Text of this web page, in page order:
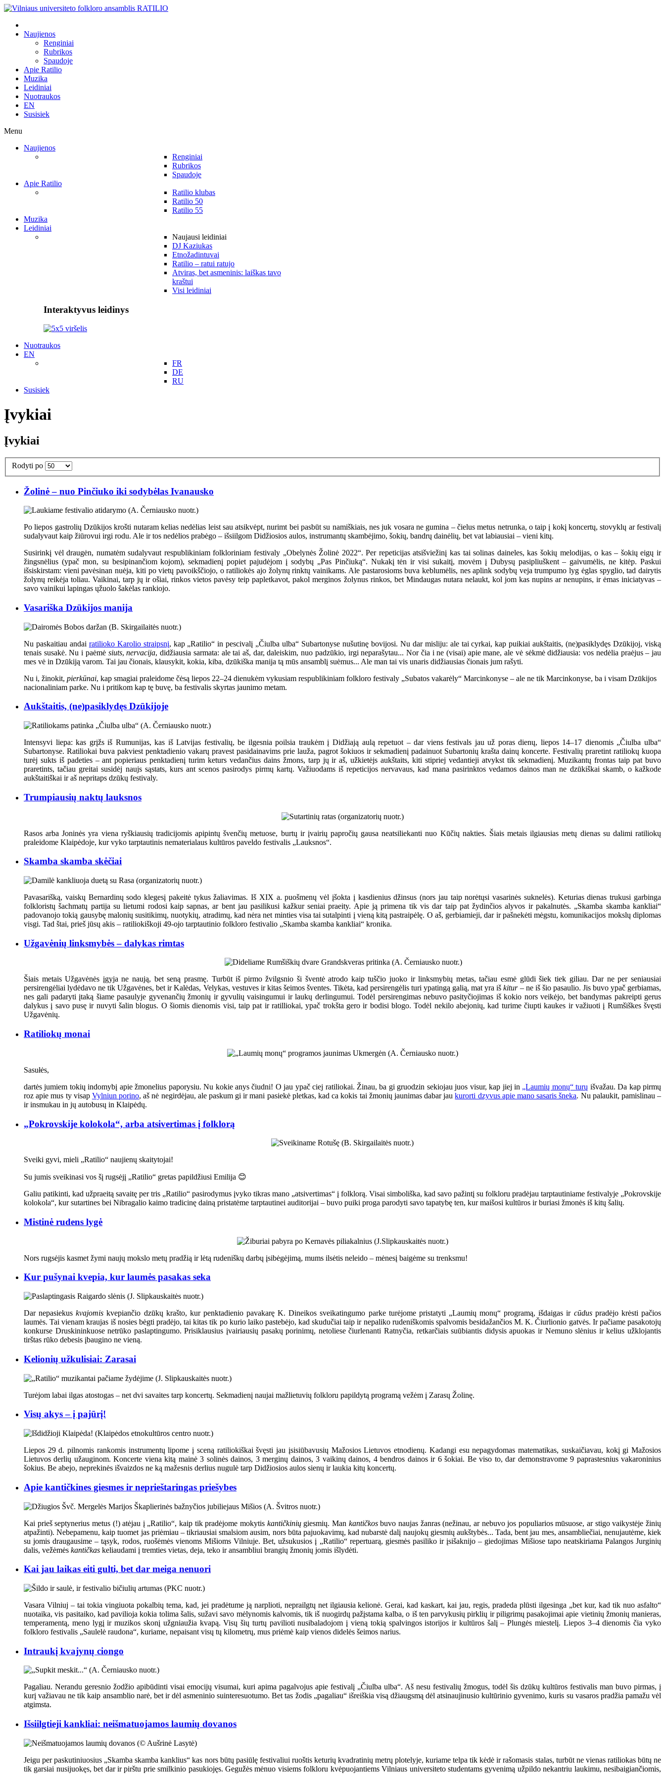
Naujienos
Renginiai
Rubrikos
Spaudoje
Apie Ratilio
Muzika
Leidiniai
Nuotraukos
EN
Susisiek
Menu
Naujienos
Renginiai
Rubrikos
Spaudoje
Apie Ratilio
Ratilio klubas
Ratilio 50
Ratilio 55
Muzika
Leidiniai
Naujausi leidiniai
DJ Kaziukas
Etnožadintuvai
Ratilio – ratui ratujo
Atviras, bet asmeninis: laiškas tavo
kraštui
Visi leidiniai
Interaktyvus leidinys
Nuotraukos
EN
FR
DE
RU
Susisiek
Įvykiai
Įvykiai
Rodyti po
Žolinė – nuo Pinčiuko iki sodybėlas Ivanausko
Po liepos gastrolių Dzūkijos krošti nutaram kelias nedėlias leist sau atsikvėpt, nurimt bei pasbūt su namiškiais, nes juk vosara ne gumina – čielus metus netrunka, o taip į kokį koncertų, stovyklų ar festivalį
sudalyvaut kaip žiūrovui irgi rodu. Ale ir tos nedėlios prabėgo – išsiilgom Didžiosios aulos, instrumantų skambėjimo, šokių, bandrų dainėlių, bet vat labiausiai – vieni kitų.
Susirinkį vėl draugėn, numatėm sudalyvaut respublikiniam folkloriniam festivaly „Obelynės Žolinė 2022“. Per repeticijas atsišviežinį kas tai solinas daineles, kas šokių melodijas, o kas – šokių eigų ir
žingsnėlius (ypač mon, su besipinančiom kojom), sekmadienį popiet pajudėjom į sodybų „Pas Pinčiuką“. Nukakį tėn ir visi sukaitį, movėm į Dubysų pasipliuškent – gaivumėlis, ne kitėp. Paskui
išsiskirstam: vieni pavėsinan nuėja, kiti po vietų pavoikščiojo, o ratiliokės ajo žolynų rinktų vainikams. Ale pastarosioms buva keblumėlis, nes aplink sodybų veja trumpumo lyg ėglas spyglio, tad dairytis
žolynų reikėja toliau. Vaikinai, tarp jų ir ošiai, rinkos vietos pavėsy teip papletkavot, pakol merginos žolynus rinkos, bet Mindaugas nutara nelaukt, kol jom kas nupins ar nenupins, ir ėmas iniciatyvas –
savo vainikui lapingas ųžuolo šakėlas rankiojo.
Vasariška Dzūkijos manija
Nu paskaitiau andai ratilioko Karolio straipsnį, kap „Ratilio“ in pescivalį „Čiulba ulba“ Subartonyse nušutinę bovijosi. Nu dar misliju: ale tai cyrkai, kap puikiai aukštaitis, (ne)pasiklydęs Dzūkijoj, viską
tenais susakė. Nu i paėmė siuts,nervacija, didžiausia sarmata: ale tai aš, dar, daleiskim, nuo padzūkio, irgi neparašytau... Nor čia i ne (visai) apie mane, ale vė sėkmė didžiausia: vos nedėlia praėjus – jau
mes vė in Dzūkiją varom. Tai jau čionais, klausykit, kokia, kiba, dzūkiška manija tą mūs ansamblį suėmus... Ale man tai vis unaris didžiausias čionais jum rašyti.
Nu i, žinokit, pierkūnai, kap smagiai praleidome čėsą liepos 22–24 dienukėm vykusiam respublikiniam folkloro festivaly „Subatos vakarėly“ Marcinkonyse – ale ne tik Marcinkonyse, ba i visam Dzūkijos
nacionaliniam parke. Nu i pritikom kap tę buvę, ba festivalis skyrtas jaunimo metam.
Aukštaitis, (ne)pasiklydęs Dzūkijoje
Intensyvi liepa: kas grįžs iš Rumunijas, kas iš Latvijas festivalių, be ilgesnia poilsia traukėm į Didžiają aulą repetuot – dar viens festivals jau už poras dienų, liepos 14–17 dienomis „Čiulba ulba“
Subartonyse. Ratiliokai buva pakviest penktadienio vakarų pravest pasidainavims prie lauža, pagrot šokiuos ir sekmadienį padainuot Subartonių krašta dainų koncerte. Festivalių praretint ratiliokų kuopa
turėj sukts iš padeties – ant popieriaus penktadienį turim keturs vedančius dains žmons, tarp jų ir aš, užkietėjs aukštaits, kiti stipriej vedantieji atvykst tik sekmadienį. Muzikantų frontas taip pat buvo
praretints, tačiau greitai susidėj naujs sąstats, kurs ant scenos pasirodys pirmų kartų. Važiuodams iš repeticijos nervavaus, kad mana pasirinktos vedamos dainos man ne dzūkiškai skamb, o kažkode
aukštaitiškai ir aš nepritaps dzūkų festivaly.
Trumpiausių naktų lauksnos
Rasos arba Joninės yra viena ryškiausių tradicijomis apipintų švenčių metuose, burtų ir įvairių papročių gausa neatsiliekanti nuo Kūčių nakties. Šiais metais ilgiausias metų dienas su dalimi ratiliokų
praleidome Klaipėdoje, kur vyko tarptautinis nematerialaus kultūros paveldo festivalis „Lauksnos“.
Skamba skamba skėčiai
Pavasarišką, vaiskų Bernardinų sodo klegesį pakeitė tykus žaliavimas. Iš XIX a. puošmenų vėl įšokta į kasdienius džinsus (nors jau taip norėtųsi vasarinės suknelės). Keturias dienas trukusi garbinga
folkloristų šachmatų partija su lietumi rodosi kaip sapnas, ar bent jau pasilikusi kažkur seniai praeity. Apie ją primena tik vis dar taip pat žydinčios alyvos ir pakalnutės. „Skamba skamba kankliai“
padovanojo tokią gausybę malonių susitikimų, nuotykių, atradimų, kad nėra net minties visa tai sutalpinti į vieną kitą pastraipėlę. O aš, gerbiamieji, dar ir pašnekėti mėgstu, komunikacijos mokslų diplomas
visgi. Tad štai, prieš jūsų akis – ratiliokiškoji 49-ojo tarptautinio folkloro festivalio „Skamba skamba kankliai“ kronika.
Užgavėnių linksmybės – dalykas rimtas
Šiais metais Užgavėnės įgyja ne naują, bet seną prasmę. Turbūt iš pirmo žvilgsnio ši šventė atrodo kaip tuščio juoko ir linksmybių metas, tačiau esmė glūdi šiek tiek giliau. Dar ne per seniausiai
persirengėliai lydėdavo ne tik Užgavėnes, bet ir Kalėdas, Velykas, vestuves ir kitas šeimos šventes. Tikėta, kad persirengėlis turi ypatingą galią, mat yra iškitur– ne iš šio pasaulio. Jis buvo ypač gerbiamas,
nes gali padaryti įtaką šiame pasaulyje gyvenančių žmonių ir gyvulių vaisingumui ir laukų derlingumui. Todėl persirengimas nebuvo pasityčiojimas iš kokio nors veikėjo, bet bandymas pakreipti gerus
dalykus į savo pusę ir nuvyti šalin blogus. O šiomis dienomis visi, taip pat ir ratilliokai, ypač trokšta gero ir bodisi blogo. Todėl nekilo abejonių, kad turime čiupti kaukes ir važiuoti į Rumšiškes švęsti
Užgavėnių.
Ratiliokų monai
Sasułės,
dartės jumiem tokių indomybį apie žmonelius paporysiu. Nu kokie anys čiudni! O jau ypač ciej ratiliokai. Žinau, ba gi gruodzin sekiojau juos visur, kap jiej in „Laumių monų“ turų išvažau. Da kap pirmų
roz apie mus ty visap Vylniun porino, aš nė negirdėjau, ale paskum gi ir mani pasiekė pletkas, kad ca kokis tai žmonių jaunimas dabar jaukurorti dzyvus apie mano sasaris šneka. Nu palaukit, pamislinau –
ir insmukau in jų autobusų in Klaipėdų.
„Pokrovskije kolokola“, arba atsivertimas į folklorą
Sveiki gyvi, mieli „Ratilio“ naujienų skaitytojai!
Su jumis sveikinasi vos šį rugsėjį „Ratilio“ gretas papildžiusi Emilija 😊
Galiu patikinti, kad užpraeitą savaitę per tris „Ratilio“ pasirodymus įvyko tikras mano „atsivertimas“ į folklorą. Visai simboliška, kad savo pažintį su folkloru pradėjau tarptautiniame festivalyje „Pokrovskije
kolokola“, kur sutartines bei Nibragalio kaimo tradicinę dainą pristatėme tarptautinei auditorijai – buvo puiki proga parodyti savo tapatybę ten, kur maišosi kultūros ir buriasi žmonės iš kitų šalių.
Mistinė rudens lygė
Nors rugsėjis kasmet žymi naujų mokslo metų pradžią ir lėtą rudeniškų darbų įsibėgėjimą, mums ilsėtis neleido – mėnesį baigėme su trenksmu!
Kur pušynai kvepia, kur laumės pasakas seka
Dar nepasiekuskvajomis kvepiančio dzūkų krašto, kur penktadienio pavakarę K. Dineikos sveikatingumo parke turėjome pristatyti „Laumių monų“ programą, išdaigas ir cūduspradėjo krėsti pačios
laumės. Tai vienam kraujas iš nosies bėgti pradėjo, tai kitas tik po kurio laiko pastebėjo, kad skudučiai taip ir nepaliko rudeniškomis spalvomis besidažančios M. K. Čiurlionio gatvės. Ir pačiame pasakotojų
konkurse Druskininkuose netrūko paslaptingumo. Prisiklausius įvairiausių pasakų porinimų, netoliese čiurlenanti Ratnyčia, retkarčiais suūbiantis didysis apuokas ir Nemuno slėnius ir kelius užklojantis
tirštas rūko debesis įbaugino ne vieną.
Kelionių užkulisiai: Zarasai
Turėjom labai ilgas atostogas – net dvi savaites tarp koncertų. Sekmadienį naujai mažlietuvių folkloru papildytą programą vežėm į Zarasų Žolinę.
Visų akys – į pajūrį!
Liepos 29 d. pilnomis rankomis instrumentų lipome į sceną ratiliokiškai švęsti jau įsisiūbavusių Mažosios Lietuvos etnodienų. Kadangi esu nepagydomas matematikas, suskaičiavau, kokį gi Mažosios
Lietuvos derlių užauginom. Koncerte viena kitą mainė 3 solinės dainos, 3 merginų dainos, 3 vaikinų dainos, 4 bendros dainos ir 6 šokiai. Be viso to, dar demonstravome 9 paprastesnius vakaroninius
šokius. Be abejo, neprekinės išvaizdos ne ką mažesnis derlius nugulė tarp Didžiosios aulos sienų ir laukia kitų koncertų.
Apie kantičkines giesmes ir neprieštaringas priešybes
Kai prieš septynerius metus (!) atėjau į „Ratilio“, kaip tik pradėjome mokytis kantičkiniųgiesmių. Man kantičkosbuvo naujas žanras (nežinau, ar nebuvo jos populiarios mūsuose, ar stigo vaikystėje žinių
atpažinti). Nebepamenu, kaip tuomet jas priėmiau – tikriausiai smalsiom ausim, nors būta pajuokavimų, kad nubarstė dalį naujokų giesmių aukštybės... Tada, bent jau mes, ansambliečiai, nenujautėme, kiek
su jomis draugausime – tąsyk, rodos, ruošėmės vienoms Mišioms Vilniuje. Bet, užsukusios į „Ratilio“ repertuarą, giesmės pasiliko ir įsišaknijo – giedojimas Mišiose tapo neatskiriama Palangos Jurginių
dalis, vežėmės kantičkas keliaudami į tremties vietas, deja, teko ir ansambliui brangių žmonių jomis išlydėti.
Kai jau laikas eiti gulti, bet dar meiga nenuori
Vasara Vilniuj – tai tokia vingiuota pokalbių tema, kad, jei pradėtume ją narplioti, neprailgtų net ilgiausia kelionė. Gerai, kad kaskart, kai jau, regis, pradeda plūsti ilgesinga „bet kur, kad tik nuo asfalto“
nuotaika, vis pasitaiko, kad pavilioja kokia tolima šalis, sužavi savo mėlynomis kalvomis, tik iš nuogirdų pažįstama kalba, o iš ten parvykusių pirklių ir piligrimų pasakojimai apie vietinių žmonių manieras,
temperamentą, meno lygį ir muzikos skonį užgniaužia kvapą. Visų šių turtų pavilioti nusibaladojom į vieną tokią spalvingos istorijos ir kultūros šalį – Plungės miestelį. Liepos 3–4 dienomis čia vyko
folkloro festivalis „Saulelė raudona“, kuriame, nepaisant visų tų kilometrų, mus priėmė kaip vienos didelės šeimos narius.
Intraukį kvajynų ciongo
Pagaliau. Nerandu geresnio žodžio apibūdinti visai emocijų visumai, kuri apima pagalvojus apie festivalį „Čiulba ulba“. Aš nesu festivalių žmogus, todėl šis dzūkų kultūros festivalis man buvo pirmas, į
kurį važiavau ne tik kaip ansamblio narė, bet ir dėl asmeninio suinteresuotumo. Bet tas žodis „pagaliau“ išreiškia visą džiaugsmą dėl atsinaujinusio kultūrinio gyvenimo, kuris su vasaros pradžia pamažu vėl
atgimsta.
Išsiilgtieji kankliai: neišmatuojamos laumių dovanos
Jeigu per paskutiniuosius „Skamba skamba kanklius“ kas nors būtų pasiūlę festivaliui ruoštis keturių kvadratinių metrų plotelyje, kuriame telpa tik kėdė ir rašomasis stalas, turbūt ne vienas ratiliokas būtų ne
tik garsiai nusijuokęs, bet dar ir pirštu prie smilkinio pasukiojęs. Gegužės mėnuo visiems folkloru kvėpuojantiems Vilniaus universiteto studentams gyvenimą užpildo nekantriu laukimu, nesibaigiančiomis,